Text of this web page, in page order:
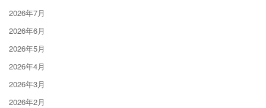
2026年7月
2026年6月
2026年5月
2026年4月
2026年3月
2026年2月